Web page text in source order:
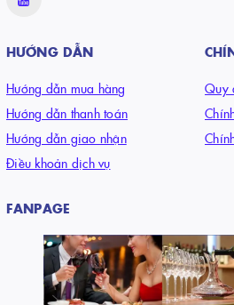
HƯỚNG DẪN
Hướng dẫn mua hàng
Hướng dẫn thanh toán
Hướng dẫn giao nhận
Điều khoản dịch vụ
Quy
FANPAGE